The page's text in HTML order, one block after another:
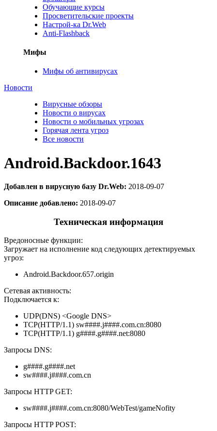
Обучающие курсы
Просветительские проекты
Настрой-ка Dr.Web
Anti-Flashback
Мифы
Мифы об антивирусах
Новости
Вирусные обзоры
Новости о вирусах
Новости о мобильных угрозах
Горячая лента угроз
Все новости
Android.Backdoor.1643
Добавлен в вирусную базу Dr.Web: 2018-09-07
Описание добавлено: 2018-09-07
Техническая информация
Вредоносные функции:
Загружает на исполнение код следующих детектируемых
угроз:
Android.Backdoor.657.origin
Сетевая активность:
Подключается к:
UDP(DNS) <Google DNS>
TCP(HTTP/1.1) sw####.j####.com.cn:8080
TCP(HTTP/1.1) g####.g####.net:8080
Запросы DNS:
g####.g####.net
sw####.j####.com.cn
Запросы HTTP GET:
sw####.j####.com.cn:8080/WebTest/gameNofity
Запросы HTTP POST: